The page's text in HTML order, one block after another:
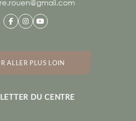
ALLER PLUS LOIN
DU CENTRE